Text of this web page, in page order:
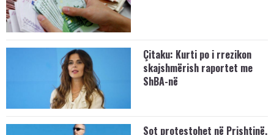
Çitaku: Kurti po i rrezikon
skajshmërish raportet me
ShBA-në
Sot protestohet në Prishtinë,